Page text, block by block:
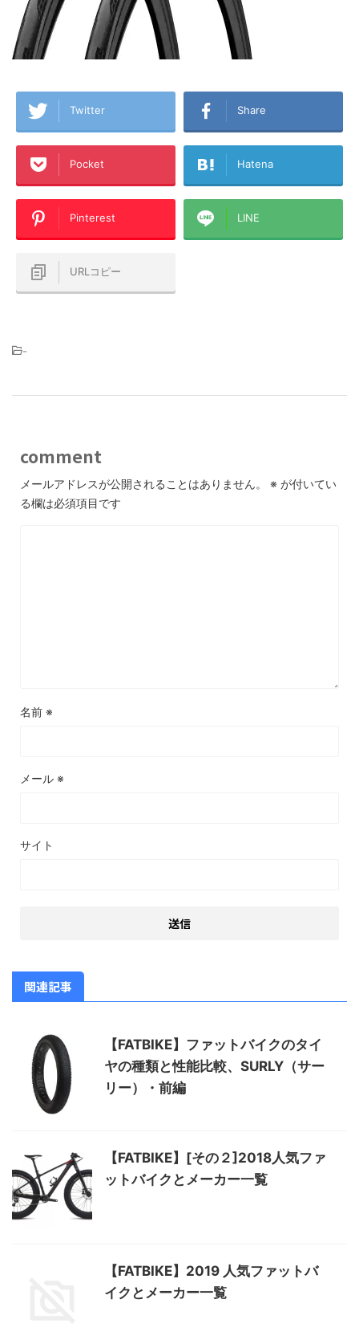
Twitter Share
Pocket Hatena
Pinterest LINE
URLコピー
-
comment
メールアドレスが公開されることはありません。 ※ が付いてい
る欄は必須項目です
名前 ※
メール ※
サイト
関連記事
【FATBIKE】ファットバイクのタイ
ヤの種類と性能比較、SURLY（サー
リー）・前編
【FATBIKE】[その２]2018人気ファ
ットバイクとメーカー一覧
【FATBIKE】2019 人気ファットバ
イクとメーカー一覧